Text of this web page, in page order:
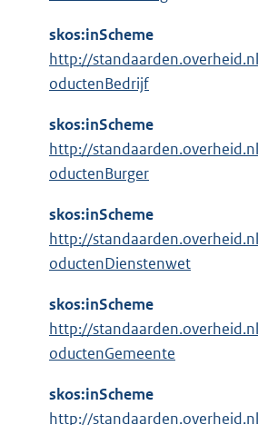
skos:inScheme
http://
oductenBedrijf
skos:inScheme
http://
oductenBurger
skos:inScheme
http://
oductenDienstenwet
skos:inScheme
http://
oductenGemeente
skos:inScheme
http://